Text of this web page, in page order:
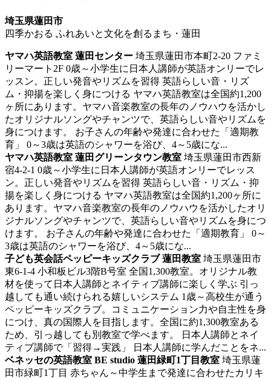
埼玉県蓮田市
四季かおる ふれあいと文化を創るまち・蓮田
ヤマハ英語教室 蓮田センター 埼玉県蓮田市本町2-20 ファミ
リーマート2F 0歳～小学生に日本人講師が英語オンリーでレ
ッスン。正しい発音やリズムを習得 英語らしい音・リズ
ム・抑揚を楽しく身につける ヤマハ英語教室は全国約1,200
ヶ所にあります。ヤマハ音楽教室の長年のノウハウを活かし
たオリジナルソングやチャンツで、英語らしい音やリズムを
身につけます。 お子さんの年齢や発達に合わせた「適期教
育」 0～3歳は英語のシャワーを浴び、4～5歳にな...
ヤマハ英語教室 蓮田グリーンタウン教室 埼玉県蓮田市西新
宿4-2-1 0歳～小学生に日本人講師が英語オンリーでレッス
ン。正しい発音やリズムを習得 英語らしい音・リズム・抑
揚を楽しく身につける ヤマハ英語教室は全国約1,200ヶ所に
あります。ヤマハ音楽教室の長年のノウハウを活かしたオリ
ジナルソングやチャンツで、英語らしい音やリズムを身につ
けます。 お子さんの年齢や発達に合わせた「適期教育」 0～
3歳は英語のシャワーを浴び、4～5歳にな...
子ども英会話ペッピーキッズクラブ 蓮田教室 埼玉県蓮田市
東6-1-4 小和板ビル3階B号室 全国1,300教室。オリジナル教
材を使って日本人講師とネイティブ講師に楽しく学ぶ 引っ
越しても通い続けられる嬉しいシステム 1歳～高校生が通う
ペッピーキッズクラブ。コミュニケーション力や自主性を身
につけ、真の国際人を目指します。全国に約1,300教室ある
ため、引っ越しても別教室で学べます。 日本人講師とネイ
ティブ講師で「習得→実践」 日本人講師に学んだことをネ...
ベネッセの英語教室 BE studio 蓮田緑町1丁目教室 埼玉県蓮
田市緑町1丁目 赤ちゃん～中学生まで発達に合わせたカリキ